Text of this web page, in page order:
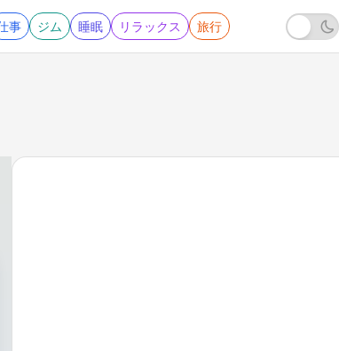
事 ジム 睡眠 リラックス 旅行
【実体験】タイの結婚式が衝撃的すぎ